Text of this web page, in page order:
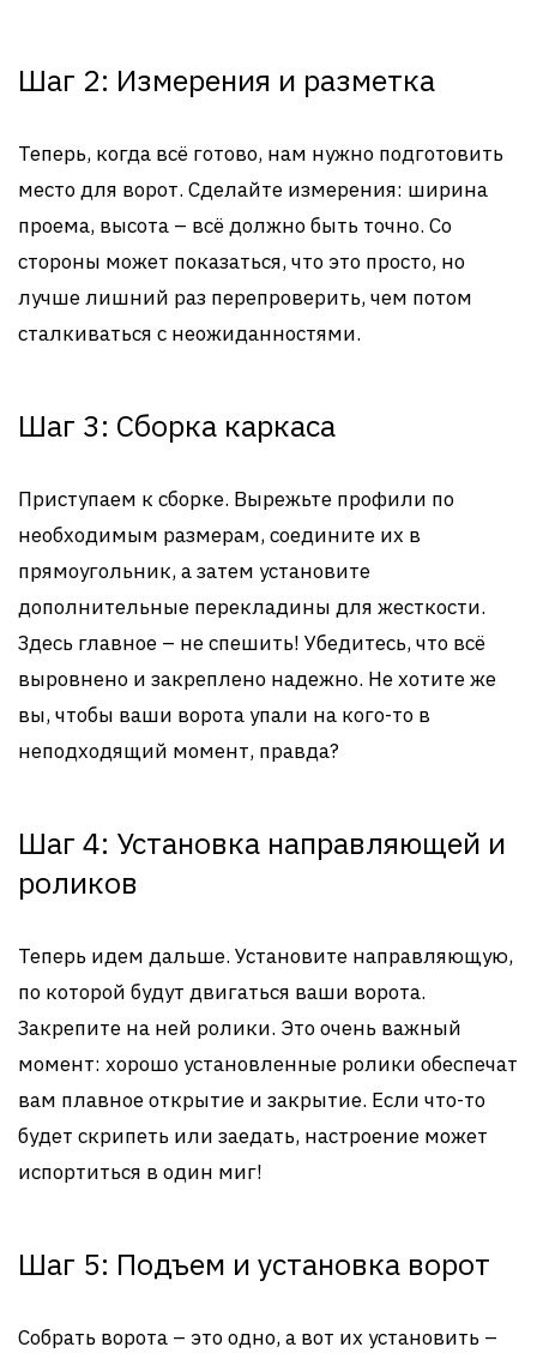
Шаг 2: Измерения и разметка
Теперь, когда всё готово, нам нужно подготовить
место для ворот. Сделайте измерения: ширина
проема, высота – всё должно быть точно. Со
стороны может показаться, что это просто, но
лучше лишний раз перепроверить, чем потом
сталкиваться с неожиданностями.
Шаг 3: Сборка каркаса
Приступаем к сборке. Вырежьте профили по
необходимым размерам, соедините их в
прямоугольник, а затем установите
дополнительные перекладины для жесткости.
Здесь главное – не спешить! Убедитесь, что всё
выровнено и закреплено надежно. Не хотите же
вы, чтобы ваши ворота упали на кого-то в
неподходящий момент, правда?
Шаг 4: Установка направляющей и
роликов
Теперь идем дальше. Установите направляющую,
по которой будут двигаться ваши ворота.
Закрепите на ней ролики. Это очень важный
момент: хорошо установленные ролики обеспечат
вам плавное открытие и закрытие. Если что-то
будет скрипеть или заедать, настроение может
испортиться в один миг!
Шаг 5: Подъем и установка ворот
Собрать ворота – это одно, а вот их установить –